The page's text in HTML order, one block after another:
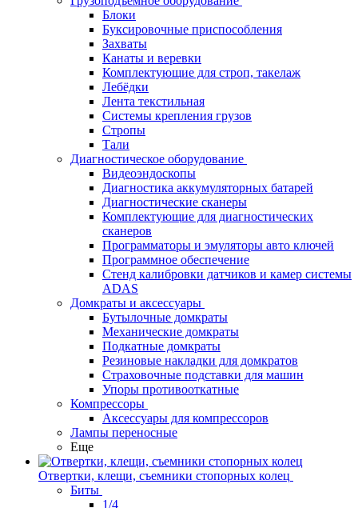
Блоки
Буксировочные приспособления
Захваты
Канаты и веревки
Комплектующие для строп, такелаж
Лебёдки
Лента текстильная
Системы крепления грузов
Стропы
Тали
Диагностическое оборудование
Видеоэндоскопы
Диагностика аккумуляторных батарей
Диагностические сканеры
Комплектующие для диагностических
сканеров
Программаторы и эмуляторы авто ключей
Программное обеспечение
Стенд калибровки датчиков и камер системы
ADAS
Домкраты и аксессуары
Бутылочные домкраты
Механические домкраты
Подкатные домкраты
Резиновые накладки для домкратов
Страховочные подставки для машин
Упоры противооткатные
Компрессоры
Аксессуары для компрессоров
Лампы переносные
Еще
Отвертки, клещи, съемники стопорных колец
Биты
1/4